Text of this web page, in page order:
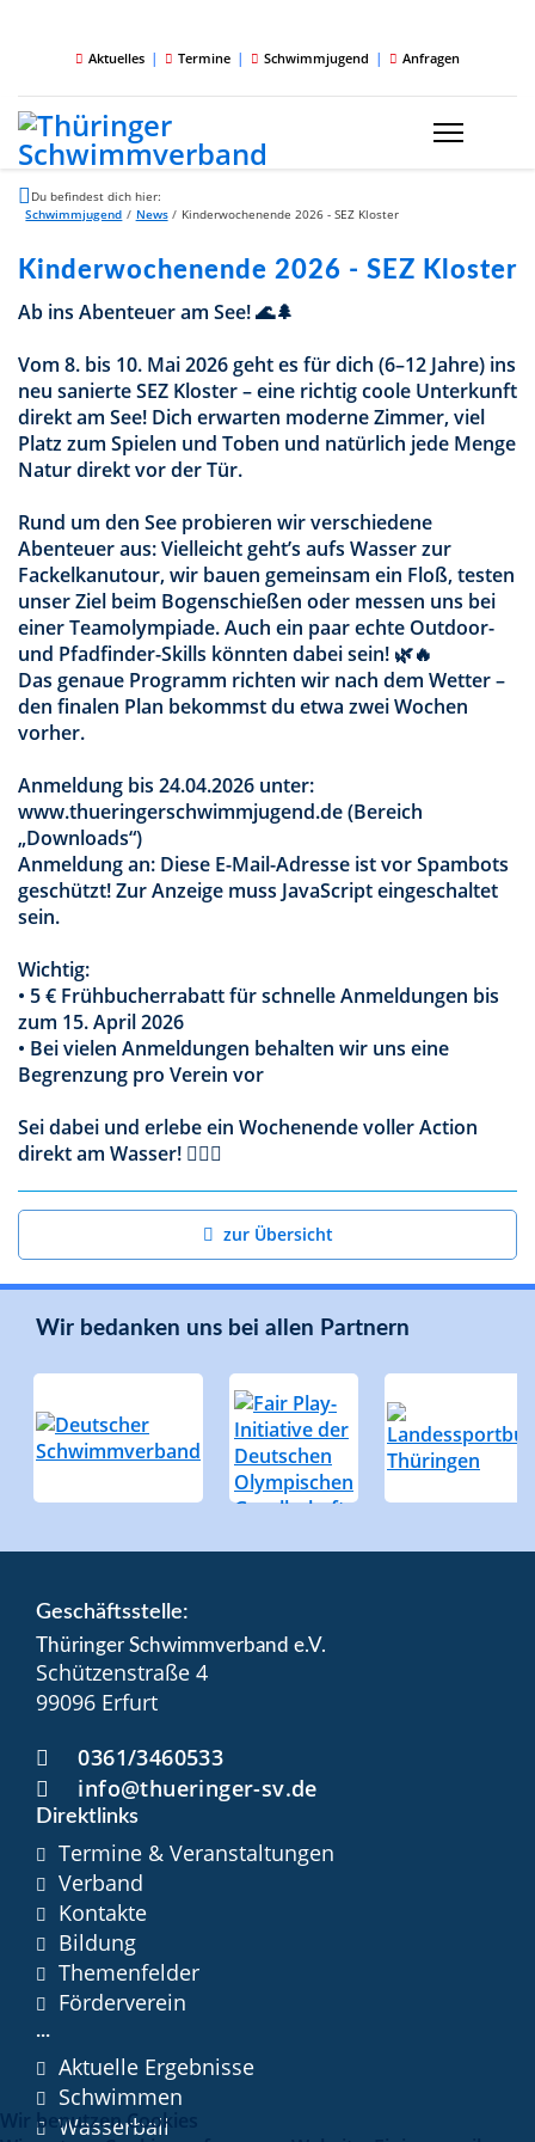
Aktuelles | Termine | Schwimmjugend | Anfragen
Du befindest dich hier:
Schwimmjugend / News / Kinderwochenende 2026 - SEZ Kloster
Kinderwochenende 2026 - SEZ Kloster
Ab ins Abenteuer am See! 🌊🌲
Vom 8. bis 10. Mai 2026 geht es für dich (6–12 Jahre) ins
neu sanierte SEZ Kloster – eine richtig coole Unterkunft
direkt am See! Dich erwarten moderne Zimmer, viel
Platz zum Spielen und Toben und natürlich jede Menge
Natur direkt vor der Tür.
Rund um den See probieren wir verschiedene
Abenteuer aus: Vielleicht geht’s aufs Wasser zur
Fackelkanutour, wir bauen gemeinsam ein Floß, testen
unser Ziel beim Bogenschießen oder messen uns bei
einer Teamolympiade. Auch ein paar echte Outdoor-
und Pfadfinder-Skills könnten dabei sein! 🌿🔥
Das genaue Programm richten wir nach dem Wetter –
den finalen Plan bekommst du etwa zwei Wochen
vorher.
Anmeldung bis 24.04.2026 unter:
www.thueringerschwimmjugend.de (Bereich
„Downloads“)
Anmeldung an: Diese E-Mail-Adresse ist vor Spambots
geschützt! Zur Anzeige muss JavaScript eingeschaltet
sein.
Wichtig:
• 5 € Frühbucherrabatt für schnelle Anmeldungen bis
zum 15. April 2026
• Bei vielen Anmeldungen behalten wir uns eine
Begrenzung pro Verein vor
Sei dabei und erlebe ein Wochenende voller Action
direkt am Wasser! 🚣‍♂️✨
zur Übersicht
Wir bedanken uns bei allen Partnern
Geschäftsstelle:
Thüringer Schwimmverband e.V.
Schützenstraße 4
99096 Erfurt
0361/3460533
info@thueringer-sv.de
Direktlinks
Termine & Veranstaltungen
Verband
Kontakte
Bildung
Themenfelder
Förderverein
...
Aktuelle Ergebnisse
Schwimmen
Wasserball
Wir benutzen Cookies